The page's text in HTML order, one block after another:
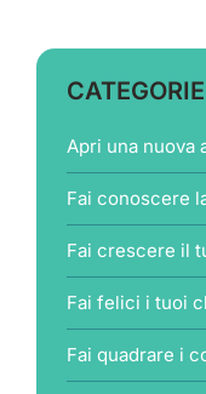
CATEGORIE
Apri una nuova
Fai conoscere
Fai crescere il
Fai felici i tuoi
Fai quadrare i